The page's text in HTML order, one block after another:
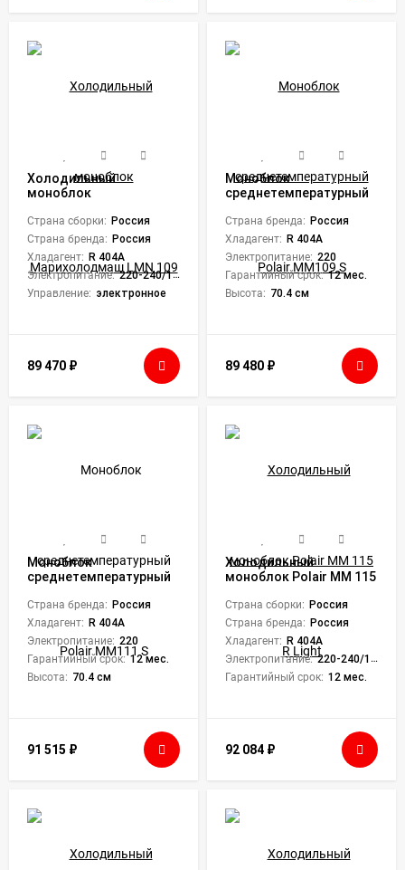
Холодильный
моноблок
109
Страна сборки: Россия
Страна бренда: Россия
Хладагент: R 404A
Электропитание: 220-240/1/50
Управление: электронное
89 470 ₽
Моноблок
среднетемпературный
Страна бренда: Россия
Хладагент: R 404A
Электропитание: 220
Гарантийный срок: 12 мес.
Высота: 70.4 см
89 480 ₽
Моноблок
среднетемпературный
Страна бренда: Россия
Хладагент: R 404A
Электропитание: 220
Гарантийный срок: 12 мес.
Высота: 70.4 см
91 515 ₽
Холодильный
моноблок Polair MM 115
Страна сборки: Россия
Страна бренда: Россия
Хладагент: R 404A
Электропитание: 220-240/1/50
Гарантийный срок: 12 мес.
92 084 ₽